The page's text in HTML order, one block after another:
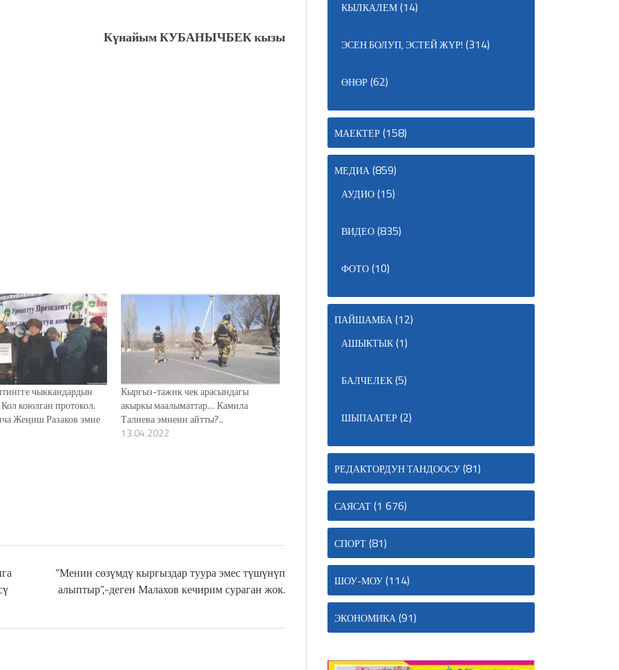
Күнайым КУБАНЫЧБЕК кызы
чыккандардын
коюлган протокол.
Жеңиш Разаков эмне
Кыргыз-тажик чек арасындагы
акыркы маалыматтар… Камила
Талиева эмнени айтты?..
13.04.2022
“Менин сөзүмдү кыргыздар туура эмес түшүнүп
алыптыр”,-деген Малахов кечирим сураган жок.
КЫЛКАЛЕМ(14)
ЭСЕН БОЛУП, ЭСТЕЙ ЖҮР! (314)
ӨНӨР(62)
МАЕКТЕР(158)
МЕДИА(859)
АУДИО(15)
ВИДЕО(835)
ФОТО(10)
ПАЙШАМБА(12)
АШЫКТЫК(1)
БАЛЧЕЛЕК(5)
ШЫПААГЕР(2)
РЕДАКТОРДУН ТАНДООСУ(81)
САЯСАТ(1 676)
СПОРТ(81)
ШОУ-МОУ(114)
ЭКОНОМИКА(91)